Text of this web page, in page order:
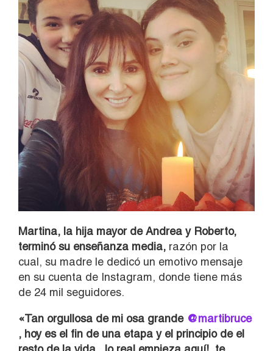
Martina, la hija mayor de Andrea y Roberto,
terminó su enseñanza media, razón por la
cual, su madre le dedicó un emotivo mensaje
en su cuenta de Instagram, donde tiene más
de 24 mil seguidores.
«Tan orgullosa de mi osa grande @martibruce
, hoy es el fin de una etapa y el principio de el